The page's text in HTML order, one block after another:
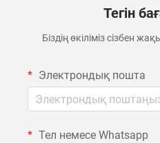
Тегін
Біздің өкіліміз сізбен
Электрондық пошта
Тел немесе Whatsapp